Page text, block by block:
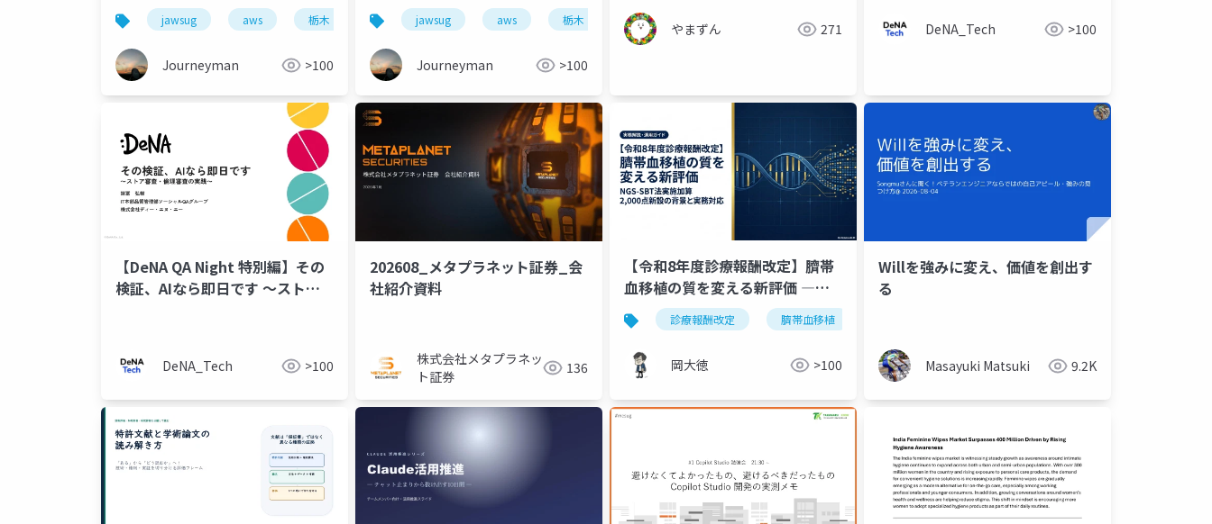
jawsug aws 栃木 コミュニティ
Journeyman >100
jawsug aws 栃木 コミュニティ
Journeyman >100
やまずん 271 DeNA_Tech >100
【DeNA QA Night 特別編】その
検証、AIなら即日です 〜ストア
DeNA_Tech >100
202608_メタプラネット証券_会
社紹介資料
株式会社メタプラネッ
ト証券
136
【令和8年度診療報酬改定】臍帯
血移植の質を変える新評価 ―
NGS-SBT法実施加算2,000点の背
景と実務対応
診療報酬改定 臍帯血移植
岡大徳 >100
Willを強みに変え、価値を創出す
る
Masayuki Matsuki 9.2K